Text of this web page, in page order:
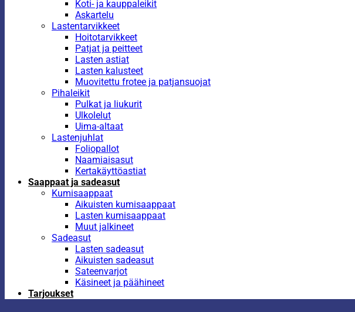
Koti- ja kauppaleikit
Askartelu
Lastentarvikkeet
Hoitotarvikkeet
Patjat ja peitteet
Lasten astiat
Lasten kalusteet
Muovitettu frotee ja patjansuojat
Pihaleikit
Pulkat ja liukurit
Ulkolelut
Uima-altaat
Lastenjuhlat
Foliopallot
Naamiaisasut
Kertakäyttöastiat
Saappaat ja sadeasut
Kumisaappaat
Aikuisten kumisaappaat
Lasten kumisaappaat
Muut jalkineet
Sadeasut
Lasten sadeasut
Aikuisten sadeasut
Sateenvarjot
Käsineet ja päähineet
Tarjoukset